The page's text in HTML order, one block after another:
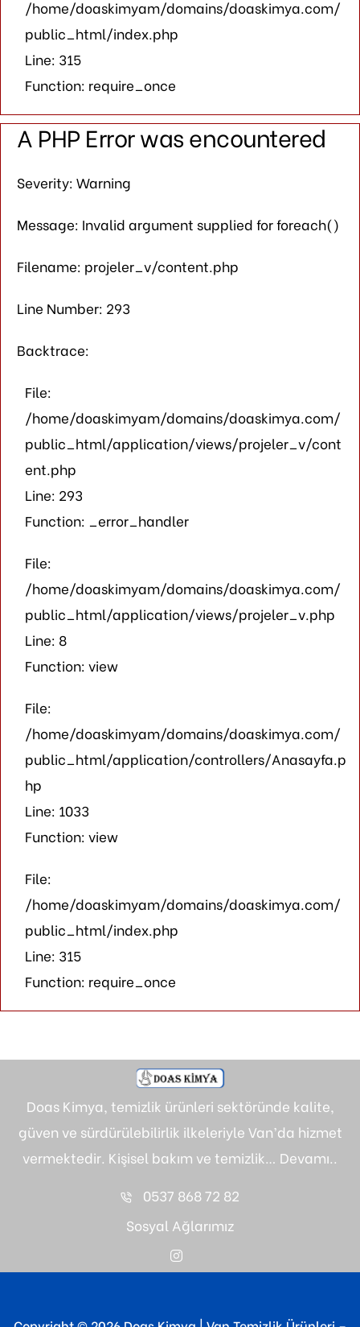
/home/doaskimyam/domains/doaskimya.com/
public_html/index.php
Line: 315
Function: require_once
A PHP Error was encountered
Severity: Warning
Message: Invalid argument supplied for foreach()
Filename: projeler_v/content.php
Line Number: 293
Backtrace:
File:
/home/doaskimyam/domains/doaskimya.com/
public_html/application/views/projeler_v/cont
ent.php
Line: 293
Function: _error_handler
File:
/home/doaskimyam/domains/doaskimya.com/
public_html/application/views/projeler_v.php
Line: 8
Function: view
File:
/home/doaskimyam/domains/doaskimya.com/
public_html/application/controllers/Anasayfa.p
hp
Line: 1033
Function: view
File:
/home/doaskimyam/domains/doaskimya.com/
public_html/index.php
Line: 315
Function: require_once
Doas Kimya, temizlik ürünleri sektöründe kalite,
güven ve sürdürülebilirlik ilkeleriyle Van’da hizmet
vermektedir. Kişisel bakım ve temizlik… Devamı..
0537 868 72 82
Sosyal Ağlarımız